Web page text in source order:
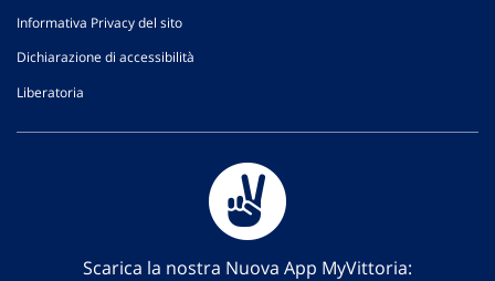
Informativa Privacy del sito
Dichiarazione di accessibilità
Liberatoria
Scarica la nostra Nuova App MyVittoria: